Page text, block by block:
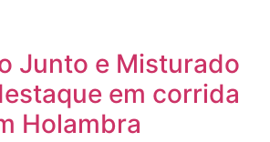
Junto e Misturado
em corrida
Holambra